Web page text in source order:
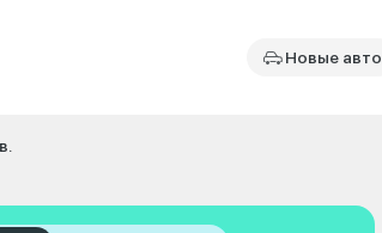
Новые авто